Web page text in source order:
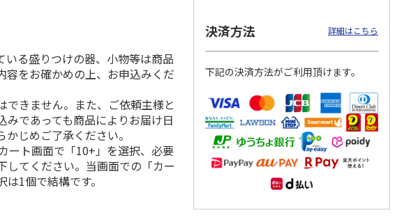
る盛りつけの器、小物等は商品
容をお確かめの上、お申込みくだ
きません。また、ご依頼主様と
であっても商品によりお届け日
じめご了承ください。
ート画面で「10+」を選択、必要
してください。当画面での「カー
1個で結構です。
決済方法 詳細はこちら
下記の決済方法がご利用頂けます。